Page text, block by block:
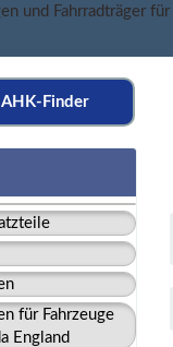
Finder
für Fahrzeuge
England